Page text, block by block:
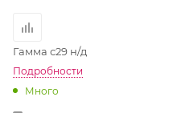
Гамма с29 н/д
Подробности
Много